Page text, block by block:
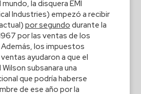
la disquera EMI
Industries) empezó a recibir
por segundo durante la
por las ventas de los
los impuestos
ayudaron a que el
subsanara una
que podría haberse
de ese año por la